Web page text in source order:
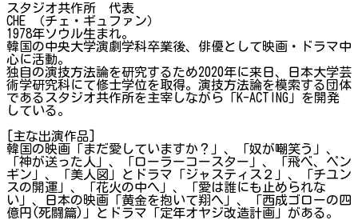
スタジオ共作所 代表
CHE （チェ・ギュファン）
1978年ソウル生まれ。
韓国の中央大学演劇学科卒業後、俳優として映画・ドラマ中
心に活動。
独自の演技方法論を研究するため2020年に来日、日本大学芸
術学研究科にて修士学位を取得。演技方法論を模索する団体
であるスタジオ共作所を主宰しながら「K-ACTING」を開発
している。
[主な出演作品]
韓国の映画「まだ愛していますか？」、「奴が嘲笑う」、
「神が送った人」、「ローラーコースター」、「飛べ、ペン
ギン」、「美人図」とドラマ「ジャスティス２」、「チユン
スの開運」、「花火の中へ」、「愛は誰にも止められな
い」、日本の映画「黄金を抱いて翔へ」、「西成ゴローの四
億円(死闘篇)」とドラマ「定年オヤジ改造計画」がある。